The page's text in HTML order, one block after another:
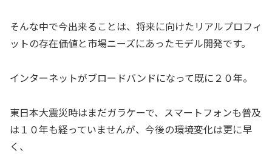
そんな中で今出来ることは、将来に向けたリアルプロフィ
ットの存在価値と市場ニーズにあったモデル開発です。
インターネットがブロードバンドになって既に２０年。
東日本大震災時はまだガラケーで、スマートフォンも普及
は１０年も経っていませんが、今後の環境変化は更に早
く、